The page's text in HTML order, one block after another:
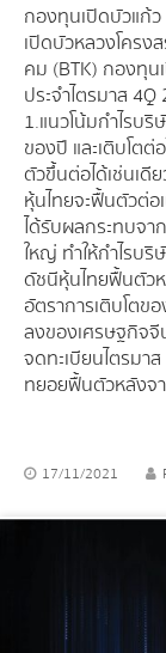
กองทุนเปิดบัวแก้
เปิดบัวหลวงโคร
คม (BTK) กองทุ
ประจำไตรมาส
1.แนวโน้มกำไรบ
ของปี และเติบโตต่
ตัวขึ้นต่อได้เช่นเ
หุ้นไทยจะฟื้นตัวต่อ
ได้รับผลกระทบจ
ใหญ่ ทำให้กำไรบ
ดัชนีหุ้นไทยฟื้นตัว
อัตราการเติบโตข
ลงของเศรษฐกิจจี
จดทะเบียนไตรมา
ทยอยฟื้นตัวหลังจ
17/11/2021